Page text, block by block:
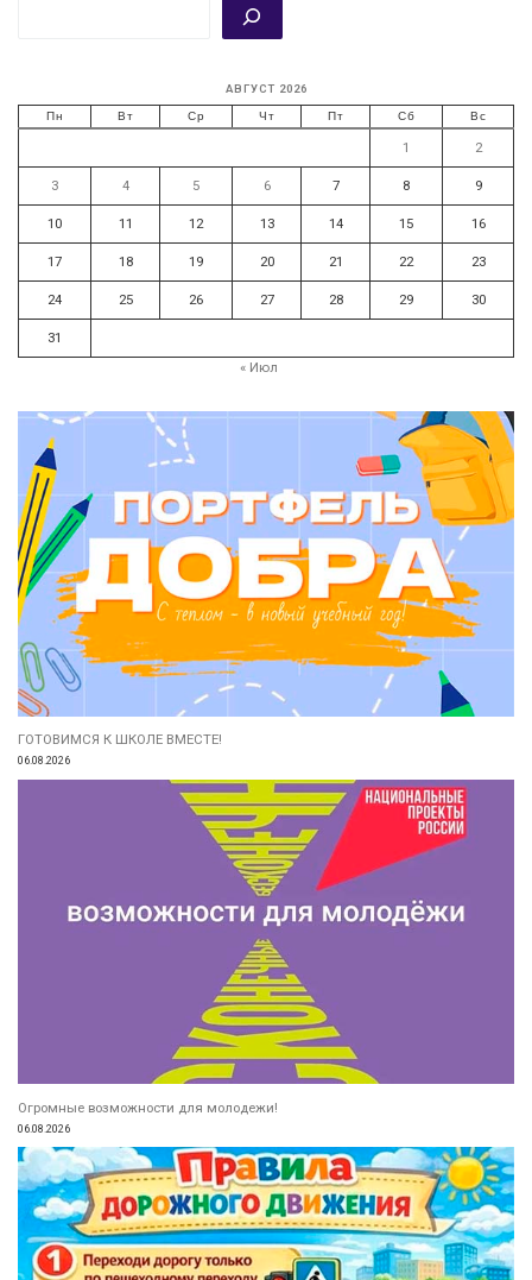
АВГУСТ 2026
Пн Вт Ср Чт Пт Сб Вс
1 2
3 4 5 6 7 8 9
10 11 12 13 14 15 16
17 18 19 20 21 22 23
24 25 26 27 28 29 30
31
« Июл
ГОТОВИМСЯ К ШКОЛЕ ВМЕСТЕ!
06.08.2026
Огромные возможности для молодежи!
06.08.2026